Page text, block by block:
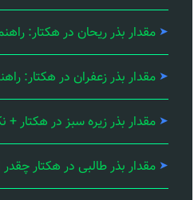
مقدار بذر ریحان در هکتار:
مقدار بذر زعفران در هکتار:
مقدار بذر زیره سبز در هکتار
مقدار بذر طالبی در هکتار